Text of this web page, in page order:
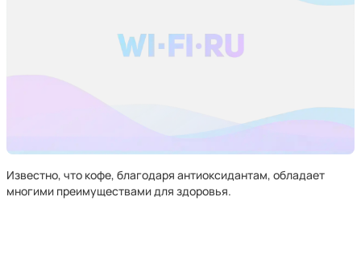
Известно, что кофе, благодаря антиоксидантам, обладает
многими преимуществами для здоровья.